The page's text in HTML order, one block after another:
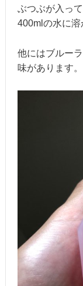
ぶつぶが入っ
400mlの水に溶
他にはブルー
味があります。